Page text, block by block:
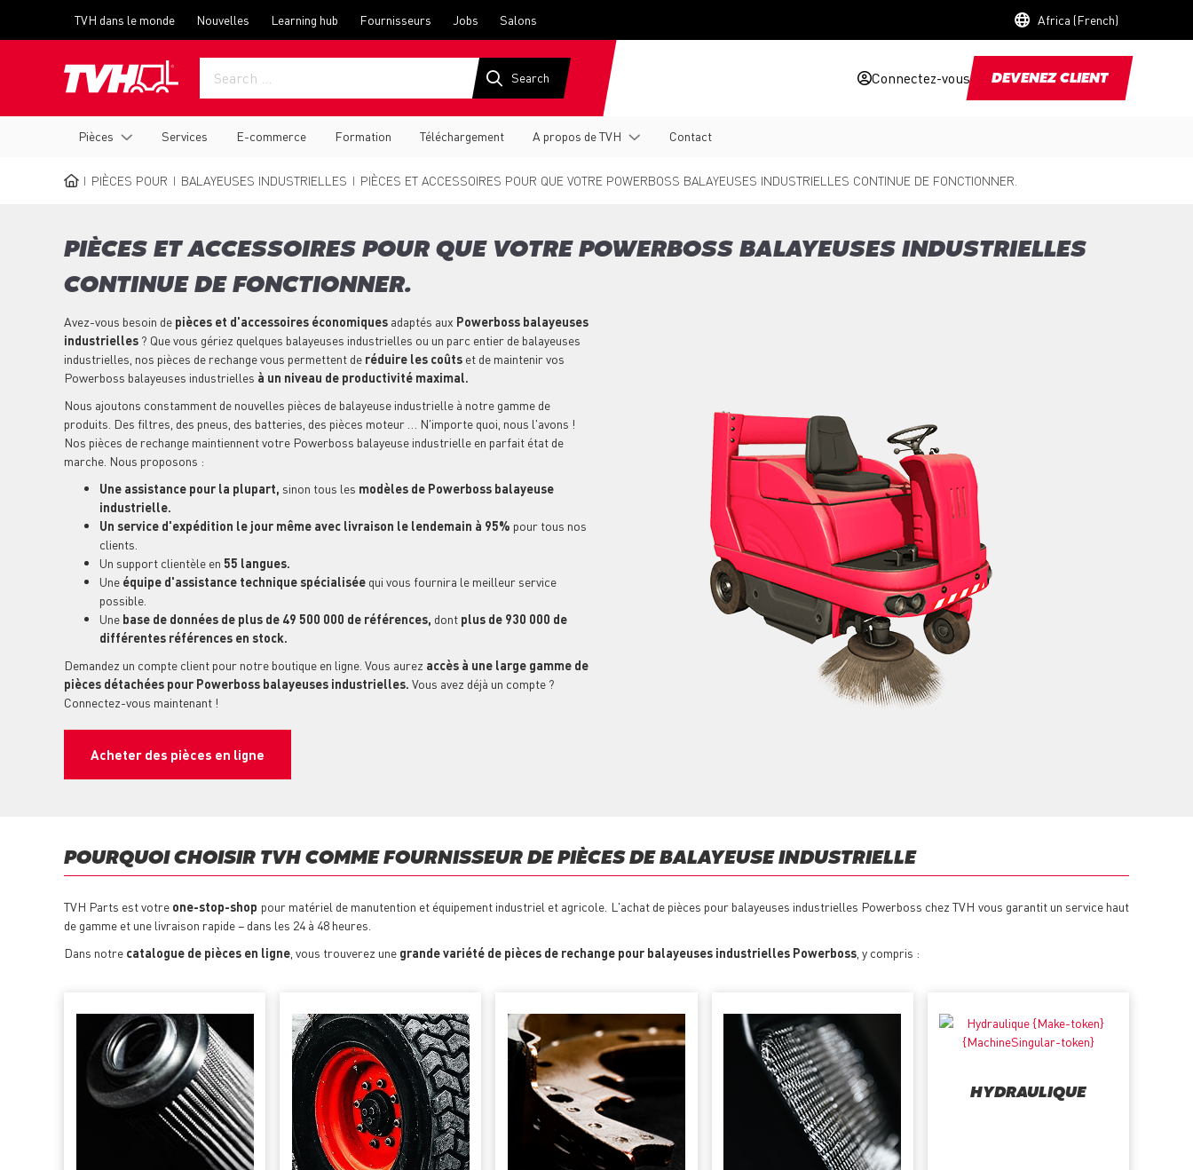
menu
TVH dans le monde Nouvelles Learning hub Fournisseurs Jobs Salons Africa (French)
Connectez-vous DEVENEZ CLIENT
navigation
Pièces Services E-commerce Formation Téléchargement A propos de TVH Contact
PIÈCES POUR BALAYEUSES INDUSTRIELLES PIÈCES ET ACCESSOIRES POUR QUE VOTRE POWERBOSS BALAYEUSES INDUSTRIELLES CONTINUE DE FONCTIONNER.
PIÈCES ET ACCESSOIRES POUR QUE VOTRE POWERBOSS BALAYEUSES INDUSTRIELLES
CONTINUE DE FONCTIONNER.
Avez-vous besoin de pièces et d'accessoires économiques adaptés aux Powerboss balayeuses
industrielles ? Que vous gériez quelques balayeuses industrielles ou un parc entier de balayeuses
industrielles, nos pièces de rechange vous permettent de réduire les coûts et de maintenir vos
Powerboss balayeuses industrielles à un niveau de productivité maximal.
Nous ajoutons constamment de nouvelles pièces de balayeuse industrielle à notre gamme de
produits. Des filtres, des pneus, des batteries, des pièces moteur … N'importe quoi, nous l'avons !
Nos pièces de rechange maintiennent votre Powerboss balayeuse industrielle en parfait état de
marche. Nous proposons :
Une assistance pour la plupart, sinon tous les modèles de Powerboss balayeuse
industrielle.
Un service d'expédition le jour même avec livraison le lendemain à 95% pour tous nos
clients.
Un support clientèle en 55 langues.
Une équipe d'assistance technique spécialisée qui vous fournira le meilleur service
possible.
Une base de données de plus de 49 500 000 de références, dont plus de 930 000 de
différentes références en stock.
Demandez un compte client pour notre boutique en ligne. Vous aurez accès à une large gamme de
pièces détachées pour Powerboss balayeuses industrielles. Vous avez déjà un compte ?
Connectez-vous maintenant !
Acheter des pièces en ligne
POURQUOI CHOISIR TVH COMME FOURNISSEUR DE PIÈCES DE BALAYEUSE INDUSTRIELLE
TVH Parts est votre one-stop-shop pour matériel de manutention et équipement industriel et agricole. L'achat de pièces pour balayeuses industrielles Powerboss chez TVH vous garantit un service haut
de gamme et une livraison rapide − dans les 24 à 48 heures.
Dans notre catalogue de pièces en ligne , vous trouverez une grande variété de pièces de rechange pour balayeuses industrielles Powerboss , y compris :
HYDRAULIQUE